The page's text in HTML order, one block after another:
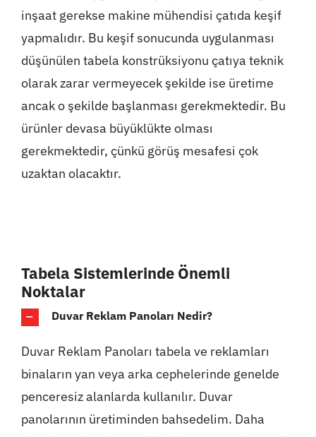
inşaat gerekse makine mühendisi çatıda keşif
yapmalıdır. Bu keşif sonucunda uygulanması
düşünülen tabela konstrüksiyonu çatıya teknik
olarak zarar vermeyecek şekilde ise üretime
ancak o şekilde başlanması gerekmektedir. Bu
ürünler devasa büyüklükte olması
gerekmektedir, çünkü görüş mesafesi çok
uzaktan olacaktır.
Tabela Sistemlerinde Önemli
Noktalar
Duvar Reklam Panoları Nedir?
Duvar Reklam Panoları tabela ve reklamları
binaların yan veya arka cephelerinde genelde
penceresiz alanlarda kullanılır. Duvar
panolarının üretiminden bahsedelim. Daha